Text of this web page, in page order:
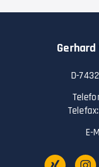
Gerhard
D-
E-